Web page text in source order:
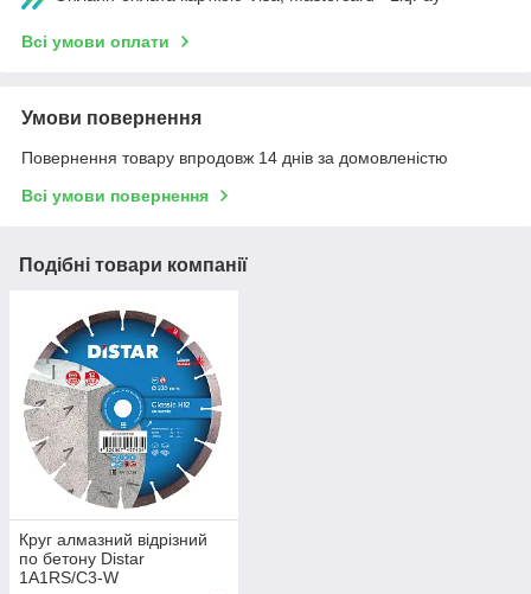
Всі умови оплати
Умови повернення
Повернення товару впродовж 14 днів за домовленістю
Всі умови повернення
Подібні товари компанії
Круг алмазний відрізний
по бетону Distar
1A1RS/C3-W